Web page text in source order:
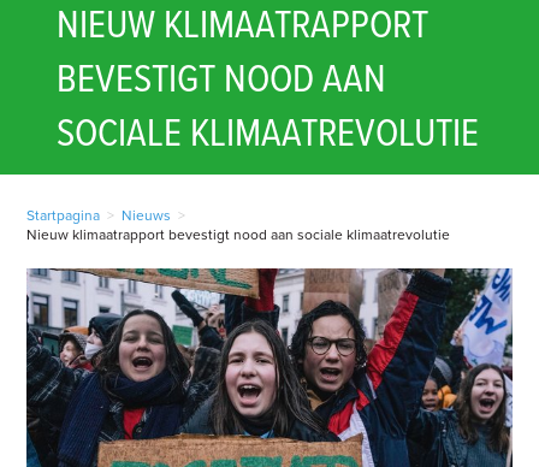
NIEUW KLIMAATRAPPORT
BEVESTIGT NOOD AAN
SOCIALE KLIMAATREVOLUTIE
Startpagina > Nieuws >
Nieuw klimaatrapport bevestigt nood aan sociale klimaatrevolutie